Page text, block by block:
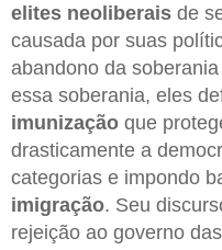
elites neoliberais de
causada por suas
abandono da
essa soberania, eles
imunização que
drasticamente a
categorias e impondo
imigração. Seu
rejeição ao governo